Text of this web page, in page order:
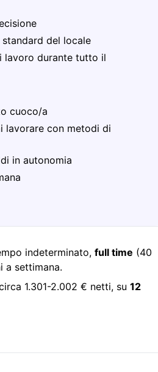
del locale
lavoro durante tutto il
cuoco/a
lavorare con metodi di
in autonomia
indeterminato, full time (40
a settimana.
1.301-2.002 € netti, su 12